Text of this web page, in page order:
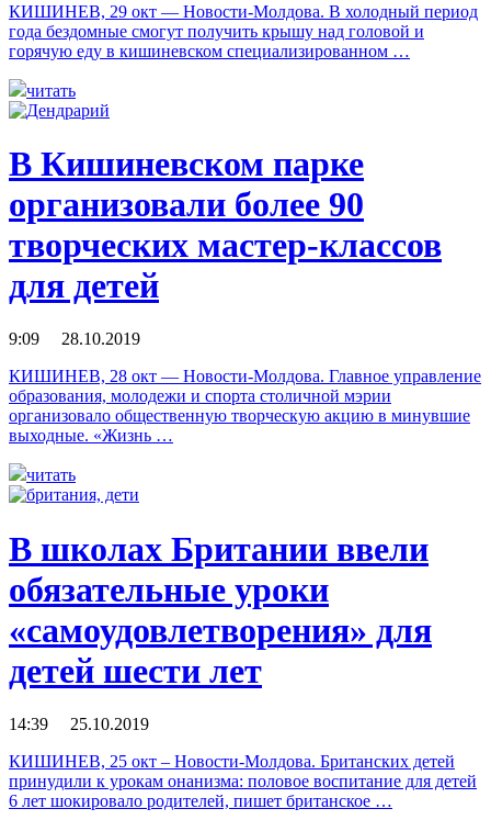
КИШИНЕВ, 29 окт — Новости-Молдова. В холодный период
года бездомные смогут получить крышу над головой и
горячую еду в кишиневском специализированном …
читать
В Кишиневском парке
организовали более 90
творческих мастер-классов
для детей
9:09 28.10.2019
КИШИНЕВ, 28 окт — Новости-Молдова. Главное управление
образования, молодежи и спорта столичной мэрии
организовало общественную творческую акцию в минувшие
выходные. «Жизнь …
читать
В школах Британии ввели
обязательные уроки
«самоудовлетворения» для
детей шести лет
14:39 25.10.2019
КИШИНЕВ, 25 окт – Новости-Молдова. Британских детей
принудили к урокам онанизма: половое воспитание для детей
6 лет шокировало родителей, пишет британское …